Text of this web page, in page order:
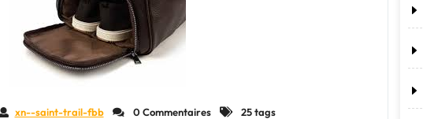
Compagnon
de
Voyage
Indispensable"
xn--saint-trail-fbb 0 Commentaires 25 tags